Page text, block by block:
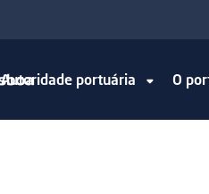
Autoridade portuária O